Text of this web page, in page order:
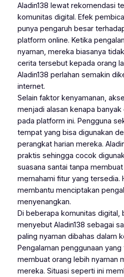
Aladin138 lewat rekomendasi
komunitas digital. Efek
punya pengaruh besar
platform online. Ketika
nyaman, mereka biasanya
cerita tersebut kepada orang
Aladin138 perlahan semakin
internet.
Selain faktor kenyamanan,
menjadi alasan kenapa
pada platform ini. Pengguna
tempat yang bisa digunakan
perangkat harian mereka.
praktis sehingga cocok
suasana santai tanpa
memahami fitur yang tersedia.
membantu menciptakan
menyenangkan.
Di beberapa komunitas digital,
menyebut Aladin138 sebagai
paling nyaman dibahas dalam
Pengalaman penggunaan
membuat orang lebih nyaman
mereka. Situasi seperti ini